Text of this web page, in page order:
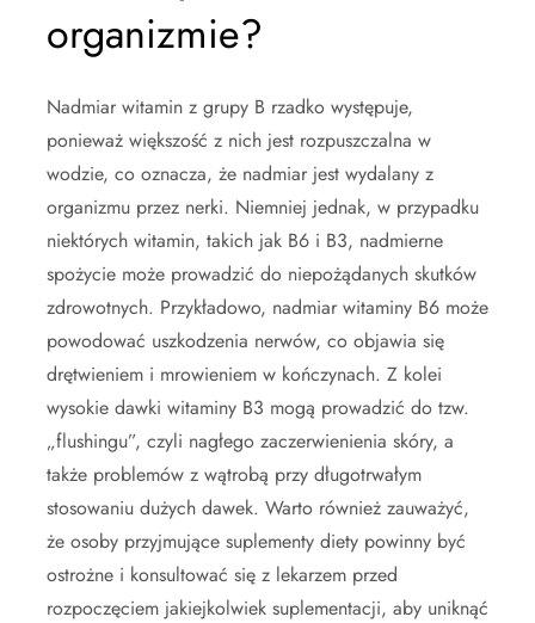
organizmie?
Nadmiar witamin z grupy B rzadko występuje,
ponieważ większość z nich jest rozpuszczalna w
wodzie, co oznacza, że nadmiar jest wydalany z
organizmu przez nerki. Niemniej jednak, w przypadku
niektórych witamin, takich jak B6 i B3, nadmierne
spożycie może prowadzić do niepożądanych skutków
zdrowotnych. Przykładowo, nadmiar witaminy B6 może
powodować uszkodzenia nerwów, co objawia się
drętwieniem i mrowieniem w kończynach. Z kolei
wysokie dawki witaminy B3 mogą prowadzić do tzw.
„flushingu”, czyli nagłego zaczerwienienia skóry, a
także problemów z wątrobą przy długotrwałym
stosowaniu dużych dawek. Warto również zauważyć,
że osoby przyjmujące suplementy diety powinny być
ostrożne i konsultować się z lekarzem przed
rozpoczęciem jakiejkolwiek suplementacji, aby uniknąć